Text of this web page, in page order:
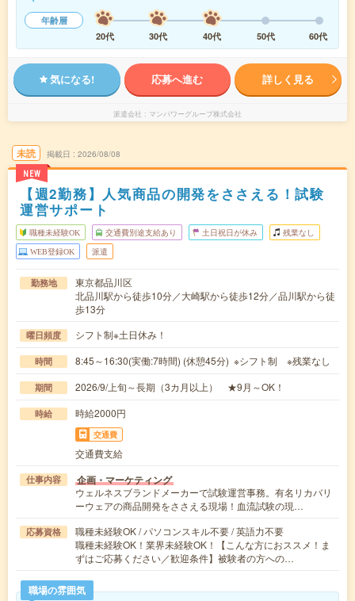
年齢層
20代
30代 40代 50代 60代
気になる! 応募へ進む 詳しく見る
派遣会社 マンパワーグループ株式会社
未読
NEW
掲載日 2026/08/08
【週2勤務】人気商品の開発をささえる！試験
運営サポート
職種未経験OK 交通費別途支給あり 土日祝日が休み 残業なし
WEB登録OK 派遣
勤務地
東京都品川区
北品川駅から徒歩10分／大崎駅から徒歩12分／品川駅から徒
歩13分
曜日頻度 シフト制※土日休み！
時間 8:45～16:30(実働:7時間) (休憩45分) ※シフト制 ※残業なし
期間 2026/9/上旬～長期（3カ月以上） ★9月～OK！
時給 時給2000円
交通費
交通費支給
仕事内容 企画・マーケティング
ウェルネスブランドメーカーで試験運営事務。有名リカバリ
ーウェアの商品開発をささえる現場！血流試験の現…
応募資格
職種未経験OK / パソコンスキル不要 / 英語力不要
職種未経験OK！業界未経験OK！【こんな方におススメ！ま
ずはご応募ください／歓迎条件】被験者の方への…
職場の雰囲気